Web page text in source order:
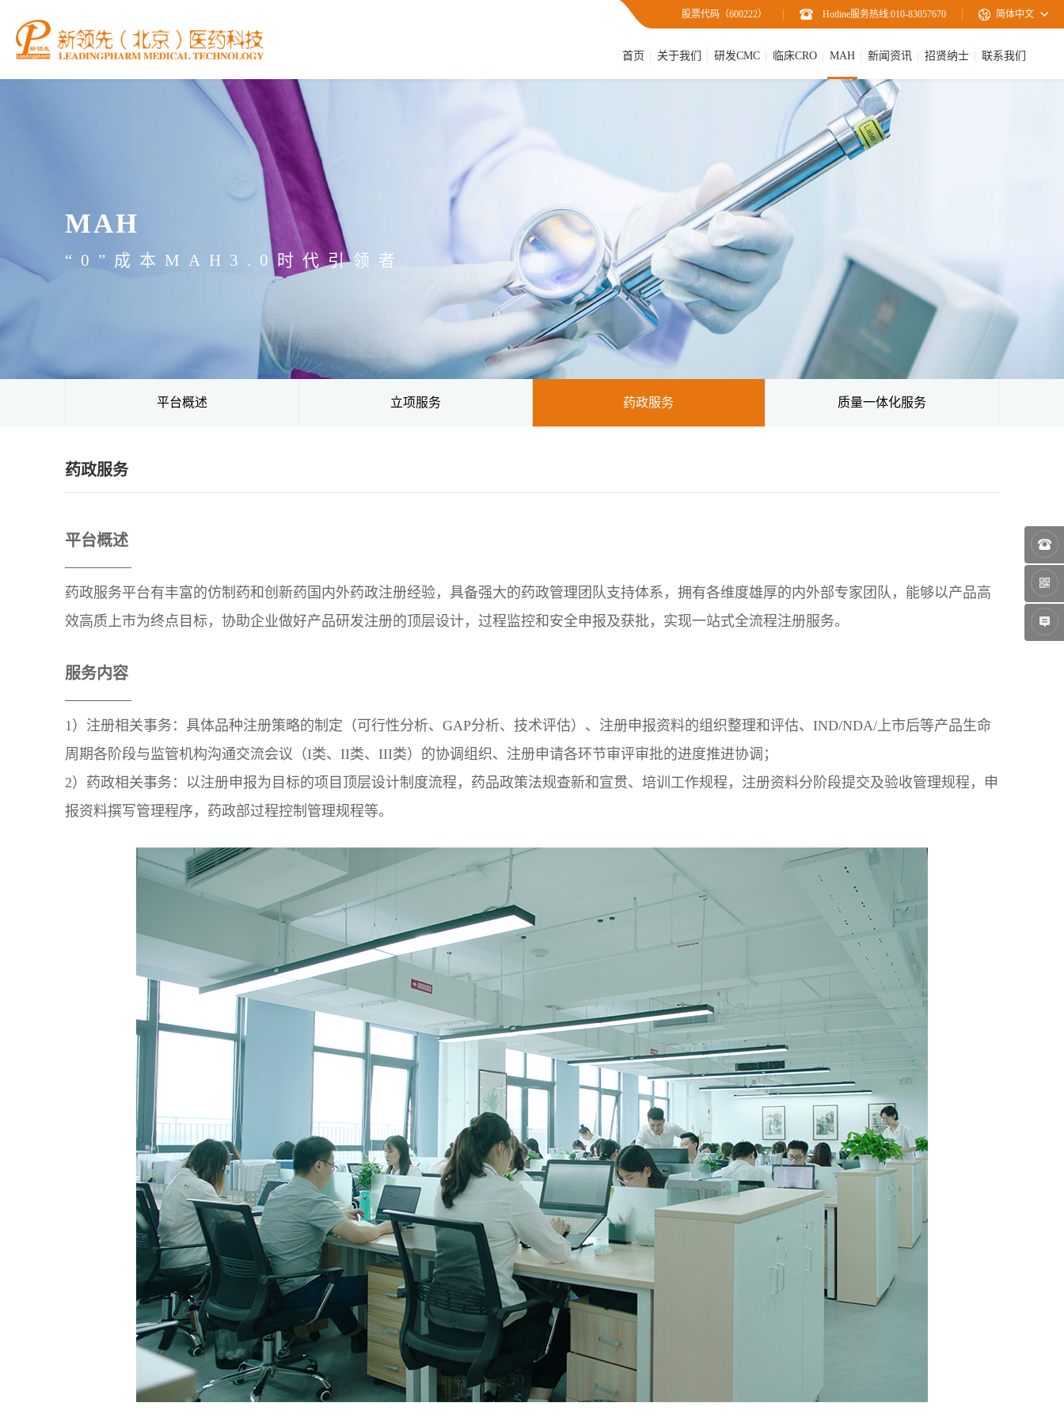
股票代码（600222） Hotline服务热线:010-83057670 简体中文
首页 关于我们 研发CMC 临床CRO MAH 新闻资讯 招贤纳士 联系我们
MAH
“0”成本MAH3.0时代引领者
平台概述 立项服务 药政服务 质量一体化服务
药政服务
平台概述
——————
药政服务平台有丰富的仿制药和创新药国内外药政注册经验，具备强大的药政管理团队支持体系，拥有各维度雄厚的内外部专家团队，能够以产品高
效高质上市为终点目标，协助企业做好产品研发注册的顶层设计，过程监控和安全申报及获批，实现一站式全流程注册服务。
服务内容
——————
1）注册相关事务：具体品种注册策略的制定（可行性分析、GAP分析、技术评估）、注册申报资料的组织整理和评估、IND/NDA/上市后等产品生命
周期各阶段与监管机构沟通交流会议（I类、II类、III类）的协调组织、注册申请各环节审评审批的进度推进协调；
2）药政相关事务：以注册申报为目标的项目顶层设计制度流程，药品政策法规查新和宣贯、培训工作规程，注册资料分阶段提交及验收管理规程，申
报资料撰写管理程序，药政部过程控制管理规程等。